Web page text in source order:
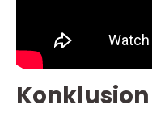
Konklusion